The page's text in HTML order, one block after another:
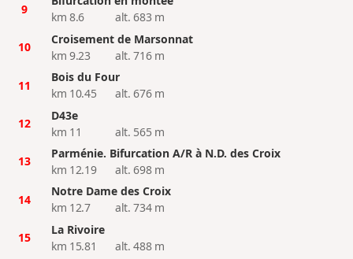
9
km 8.6
alt. 683 m
10
Croisement de Marsonnat
km 9.23
alt. 716 m
11
Bois du Four
km 10.45
alt. 676 m
12
D43e
km 11
alt. 565 m
13
Parménie. Bifurcation A/R à N.D. des Croix
km 12.19
alt. 698 m
14
Notre Dame des Croix
km 12.7
alt. 734 m
15
La Rivoire
km 15.81
alt. 488 m